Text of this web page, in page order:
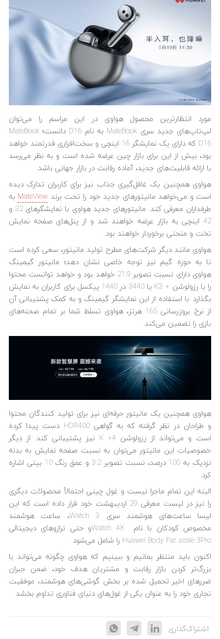
مورد انتظارترین محصول هواوی در این مراسم را می‌توان
لپ‌تاپ‌های جدید سری MateBook به نام D16 دانست؛ MateBook
D16 که دارای یک نمایشگر 16 اینچی و سخت‌افزاری قدرتمند خواهد
بود، بیش از این برای بازار چین عرضه شده است و به نظر می‌رسد
با ارائه قابلیت‌های جدید، آماده رقابت در بازار جهانی باشد.
هواوی همچنین یک غافل‌گیری جذاب نیز برای کاربران تدارک دیده
است و می‌خواهد مانیتورهای جدید خود را تحت برند MateView به
طرفداران معرفی کند. مانیتورهای جدید هواوی با نمایشگرهای 32 و
42 اینچی به بازار عرضه خواهند شد و از پنل‌های صفحه نمایش
تخت و منحنی برخوردار خواهند بود.
هواوی مانند دیگر شرکت‌های مطرح تولید مانیتور، سعی کرده است
تا به حوزه گیم نیز توجه خاصی نشان دهد؛ مانیتور گیمینگ
هواوی دارای نسبت تصویر 21:9 خواهد بود و خواهد توانست محتوا
را با رزولوشن + K3 یا 3440 در 1440 پیکسل برای کاربران به نمایش
بگذارد. با استفاده از این نمایشگر گیمینگ و به کمک پشتیبانی آن
از نرخ بروزرسانی 165 هرتز، هواوی تسلط شما بر تمام صحنه‌های
بازی را تضمین می‌کند.
هواوی همچنین یک مانیتور حرفه‌ای نیز برای تولید کنندگان محتوا
و طراحان در نظر گرفته که به گواهی HDR400 دست پیدا کرده
است و می‌تواند از رزولوشن K +4 نیز پشتیبانی کند. از دیگر
خصوصیات این مانیتور می‌توان به نسبت صفحه نمایش به بدنه
نزدیک به 100 درصد، نسبت تصویر 3:2 و عمق رنگ 10 بیتی اشاره
کرد.
البته این تمام ماجرا نیست و غول چینی احتمالاً محصولات دیگری
را نیز در لیست معرفی 29 اردیبهشت خود قرار داده است که این
لیسا ساعت‌های هوشمند سری Watch 3، ساعت هوشمند
مخصوص کودکان با نام Watch 4Xو حتی ترازوهای دیجیتالی
Huawei Body Fat scale 3Pro را شامل می‌شود.
اکنون باید منتظر بمانیم و ببینیم که هواوی چگونه می‌تواند با
بزرگ‌تر کردن بازار رقابت و مشتریان هدف خود، ضمن جبران
ضررهای اخیر تحمیل شده بر بخش گوشی‌های هوشمند، موفقیت
تجاری خود را به عنوان یکی از غول‌های دنیای فناوری تداوم بخشد.
اشتراک‌گذاری: